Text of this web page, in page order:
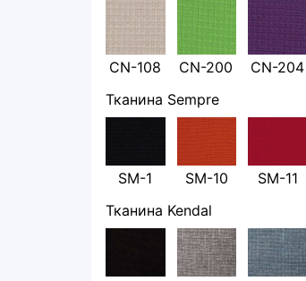
CN-108 CN-200 CN-204
Тканина Sempre
SM-1 SM-10 SM-11
Тканина Kendal